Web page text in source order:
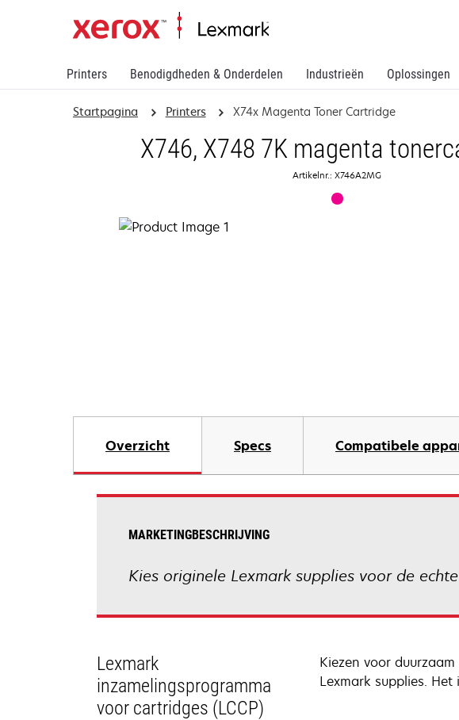
Printers Benodigdheden & Onderdelen Industrieën Oplossingen
Startpagina Printers X74x Magenta Toner Cartridge
X746, X748 7K magenta
Artikelnr.: X746A2MG
Overzicht Specs Compatibele
MARKETINGBESCHRIJVING
Kies originele Lexmark supplies voor de
Lexmark
inzamelingsprogramma
voor cartridges (LCCP)
Kiezen voor
Lexmark supplies.